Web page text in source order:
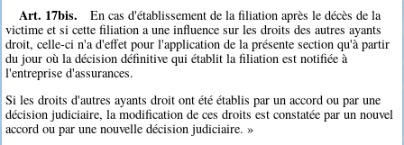
Art. 17bis.
En cas d'établissement de la filiation après le décès de la
victime et si cette filiation a une influence sur les droits des autres ayants
droit, celle-ci n'a d'effet pour l'application de la présente section qu'à partir
du jour où la décision définitive qui établit la filiation est notifiée à
l'entreprise d'assurances.
Si les droits d'autres ayants droit ont été établis par un accord ou par une
décision judiciaire, la modification de ces droits est constatée par un nouvel
accord ou par une nouvelle décision judiciaire. »